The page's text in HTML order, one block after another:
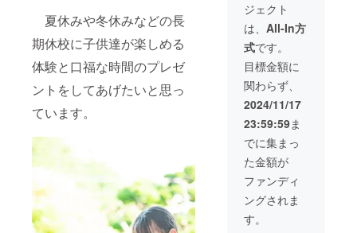
夏休みや冬休みなどの長
期休校に子供達が楽しめる
体験と口福な時間のプレゼ
ントをしてあげたいと思っ
ています。
（ロゴ／バナー
は画像の提供を
いただければ掲
載可、リンクも
貼ります） ・掲
載サイズ：デザ
インにより大き
さの調整をさせ
・支援時、必ず
備考欄に希望さ
れるお名前をご
記入ください。
ジェクト
は、 All-In方
式です。
目標金額に
関わらず、
2024/11/17
23:59:59ま
でに集まっ
た金額が
ファンディ
ングされま
す。